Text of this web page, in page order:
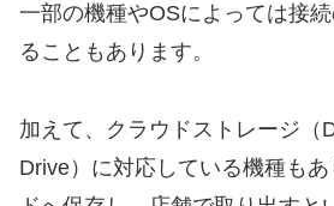
一部の機種やOSによっては接
ることもあります。
加えて、クラウドストレージ（
Drive）に対応している機種も